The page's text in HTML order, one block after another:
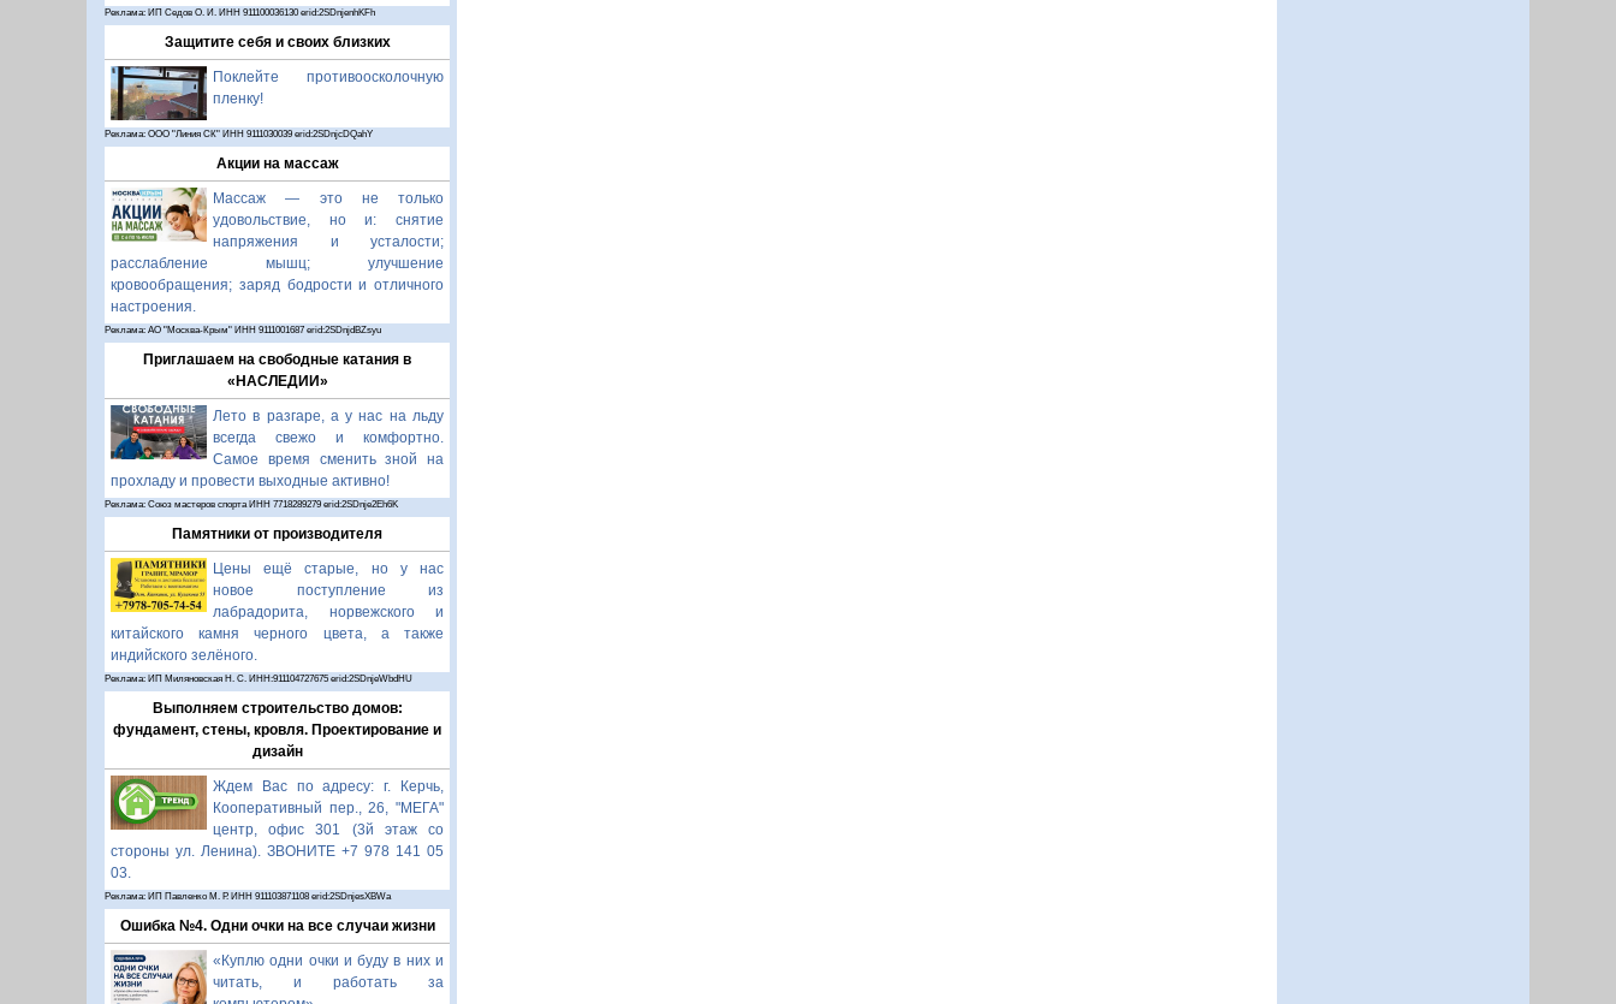
Реклама: ИП Седов О. И. ИНН 911100036130 erid:2SDnjenhKFh
Защитите себя и своих близких
Поклейте противоосколочную
пленку!
Реклама: ООО "Линия СК" ИНН 9111030039 erid:2SDnjcDQahY
Акции на массаж
Массаж — это не только
удовольствие, но и: снятие
напряжения и усталости;
расслабление мышц; улучшение
кровообращения; заряд бодрости и отличного
настроения.
Реклама: АО "Москва-Крым" ИНН 9111001687 erid:2SDnjdBZsyu
Приглашаем на свободные катания в
«НАСЛЕДИИ»
Лето в разгаре, а у нас на льду
всегда свежо и комфортно.
Самое время сменить зной на
прохладу и провести выходные активно!
Реклама: Союз мастеров спорта ИНН 7718289279 erid:2SDnje2Eh6K
Памятники от производителя
Цены ещё старые, но у нас
новое поступление из
лабрадорита, норвежского и
китайского камня черного цвета, а также
индийского зелёного.
Реклама: ИП Миляновская Н. С. ИНН:911104727675 erid:2SDnjeWbdHU
Выполняем строительство домов:
фундамент, стены, кровля. Проектирование и
дизайн
Ждем Вас по адресу: г. Керчь,
Кооперативный пер., 26, "МЕГА"
центр, офис 301 (3й этаж со
стороны ул. Ленина). ЗВОНИТЕ +7 978 141 05
03.
Реклама: ИП Павленко М. Р. ИНН 911103871108 erid:2SDnjesXBWa
Ошибка №4. Одни очки на все случаи жизни
«Куплю одни очки и буду в них и
читать, и работать за